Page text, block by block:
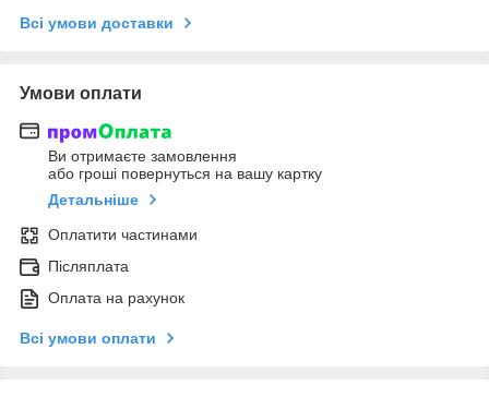
Всі умови доставки
Умови оплати
Ви отримаєте замовлення
або гроші повернуться на вашу картку
Детальніше
Оплатити частинами
Післяплата
Оплата на рахунок
Всі умови оплати